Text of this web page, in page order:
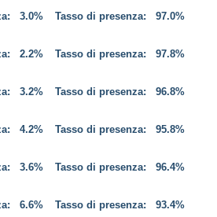
3.0% Tasso di presenza: 97.0%
2.2% Tasso di presenza: 97.8%
3.2% Tasso di presenza: 96.8%
4.2% Tasso di presenza: 95.8%
3.6% Tasso di presenza: 96.4%
6.6% Tasso di presenza: 93.4%